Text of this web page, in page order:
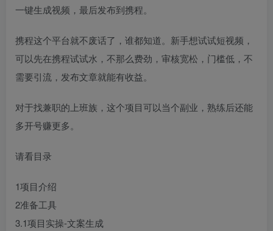
一键生成视频，最后发布到携程。
携程这个平台就不废话了，谁都知道。新手想试试短视频，
可以先在携程试试水，不那么费劲，审核宽松，门槛低，不
需要引流，发布文章就能有收益。
对于找兼职的上班族，这个项目可以当个副业，熟练后还能
多开号赚更多。
请看目录
1项目介绍
2准备工具
3.1项目实操-文案生成